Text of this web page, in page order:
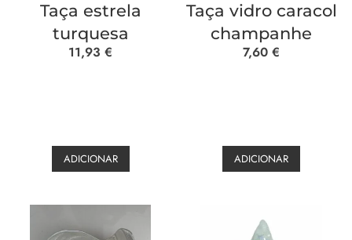
Taça estrela
turquesa
11,93€
ADICIONAR
Taça vidro caracol
champanhe
7,60€
ADICIONAR